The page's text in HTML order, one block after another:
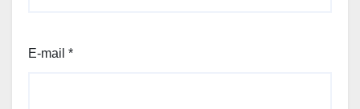
E-mail *